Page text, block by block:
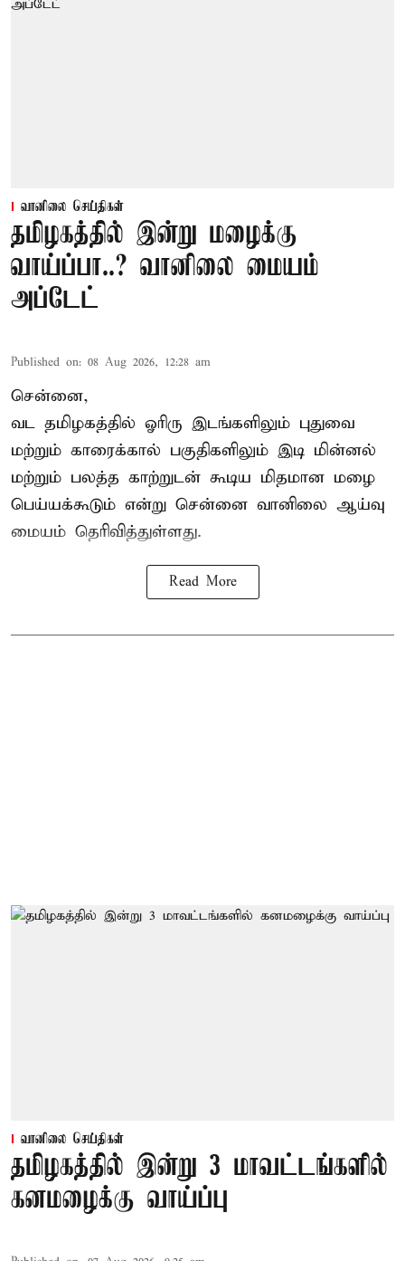
வானிலை செய்திகள்
தமிழகத்தில் இன்று மழைக்கு
வாய்ப்பா..? வானிலை மையம்
அப்டேட்
Published on: 08 Aug 2026, 12:28 am
சென்னை,
வட தமிழகத்தில் ஓரிரு இடங்களிலும் புதுவை
மற்றும் காரைக்கால் பகுதிகளிலும் இடி மின்னல்
மற்றும் பலத்த காற்றுடன் கூடிய மிதமான மழை
பெய்யக்கூடும் என்று சென்னை வானிலை ஆய்வு
மையம் தெரிவித்துள்ளது.
Read More
வானிலை செய்திகள்
தமிழகத்தில் இன்று 3 மாவட்டங்களில்
கனமழைக்கு வாய்ப்பு